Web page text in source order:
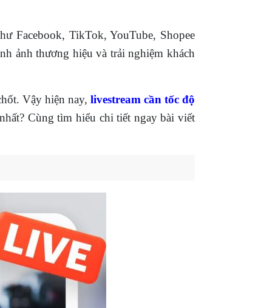
Facebook, TikTok, YouTube, Shopee
ảnh thương hiệu và trải nghiệm khách
Vậy hiện nay, livestream cần tốc độ
Cùng tìm hiểu chi tiết ngay bài viết